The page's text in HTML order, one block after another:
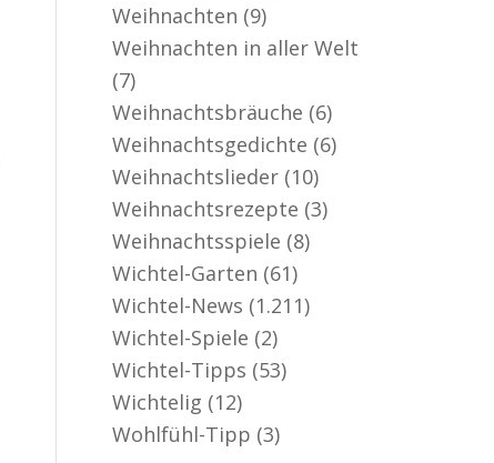
Weihnachten (9)
Weihnachten in aller Welt
(7)
Weihnachtsbräuche (6)
Weihnachtsgedichte (6)
Weihnachtslieder (10)
Weihnachtsrezepte (3)
Weihnachtsspiele (8)
Wichtel-Garten (61)
Wichtel-News (1.211)
Wichtel-Spiele (2)
Wichtel-Tipps (53)
Wichtelig (12)
Wohlfühl-Tipp (3)